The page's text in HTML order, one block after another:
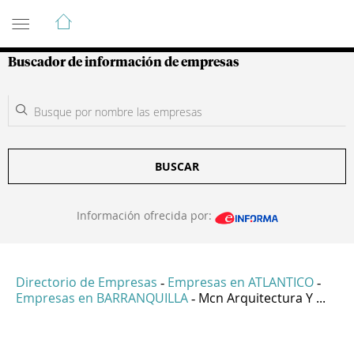
Guía de Empresas Colombianas
Buscador de información de empresas
BUSCAR
Información ofrecida por:
Directorio de Empresas - Empresas en ATLANTICO -
Empresas en BARRANQUILLA - Mcn Arquitectura Y ...